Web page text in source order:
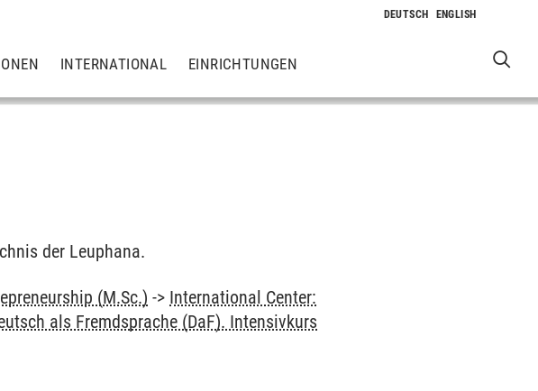
INTERNATIONAL EINRICHTUNGEN
der Leuphana.
(M.Sc.) -> International Center:
als Fremdsprache (DaF). Intensivkurs